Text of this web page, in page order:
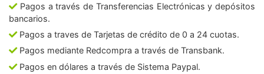
Pagos a través de Transferencias Electrónicas y depósitos
bancarios.
Pagos a traves de Tarjetas de crédito de 0 a 24 cuotas.
Pagos mediante Redcompra a través de Transbank.
Pagos en dólares a través de Sistema Paypal.